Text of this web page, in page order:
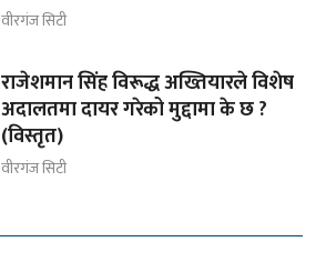
वीरगंज सिटी
राजेशमान सिंह विरूद्ध अख्तियारले विशेष
अदालतमा दायर गरेको मुद्दामा के छ ?
(विस्तृत)
वीरगंज सिटी